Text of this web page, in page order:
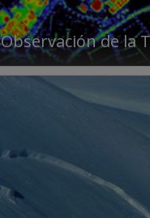
Observación de la